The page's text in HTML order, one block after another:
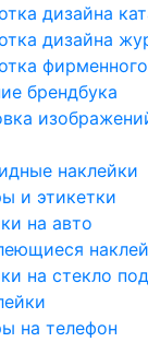
дизайна
дизайна
брендбука
наклейки
и этикетки
на авто
на стекло
на телефон